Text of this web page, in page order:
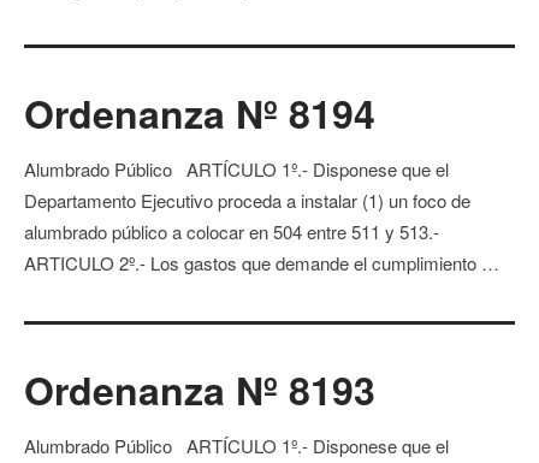
Ordenanza Nº 8194
Alumbrado Público ARTÍCULO 1º.- Disponese que el
Departamento Ejecutivo proceda a instalar (1) un foco de
alumbrado público a colocar en 504 entre 511 y 513.-
ARTICULO 2º.- Los gastos que demande el cumplimiento …
Ordenanza Nº 8193
Alumbrado Público ARTÍCULO 1º.- Disponese que el